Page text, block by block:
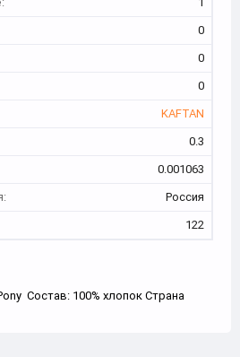
0
0
0
KAFTAN
0.3
0.001063
Россия
122
Состав: 100% хлопок Страна